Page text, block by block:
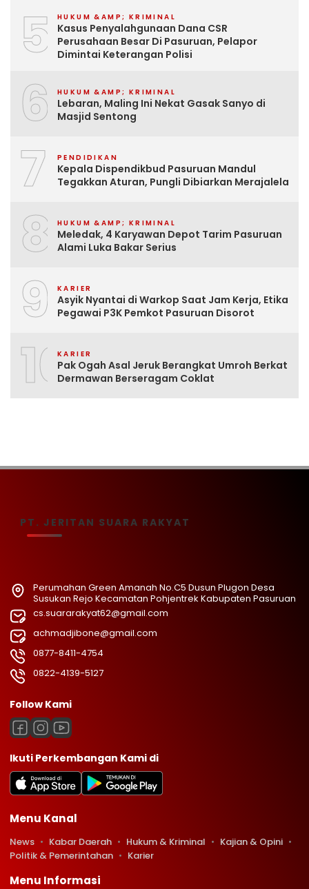
5 HUKUM &AMP; KRIMINAL
Kasus Penyalahgunaan Dana CSR
Perusahaan Besar Di Pasuruan, Pelapor
Dimintai Keterangan Polisi
6 HUKUM &AMP; KRIMINAL
Lebaran, Maling Ini Nekat Gasak Sanyo di
Masjid Sentong
7 PENDIDIKAN
Kepala Dispendikbud Pasuruan Mandul
Tegakkan Aturan, Pungli Dibiarkan Merajalela
8 HUKUM &AMP; KRIMINAL
Meledak, 4 Karyawan Depot Tarim Pasuruan
Alami Luka Bakar Serius
9 KARIER
Asyik Nyantai di Warkop Saat Jam Kerja, Etika
Pegawai P3K Pemkot Pasuruan Disorot
10KARIER
Pak Ogah Asal Jeruk Berangkat Umroh Berkat
Dermawan Berseragam Coklat
PT. JERITAN SUARA RAKYAT
Perumahan Green Amanah No.C5 Dusun Plugon Desa
Susukan Rejo Kecamatan Pohjentrek Kabupaten Pasuruan
cs.suararakyat62@gmail.com
achmadjibone@gmail.com
0877-8411-4754
0822-4139-5127
Follow Kami
Ikuti Perkembangan Kami di
Menu Kanal
News Kabar Daerah Hukum & Kriminal
Kajian & Opini
Politik & Pemerintahan
Karier
Menu Informasi